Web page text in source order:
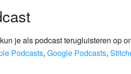
je als podcast terugluisteren op
Podcasts, Google Podcasts,